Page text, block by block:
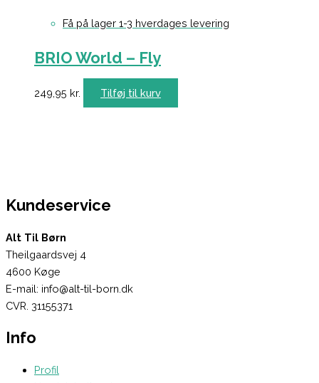
Få på lager 1-3 hverdages levering
BRIO World – Fly
249,95 kr. Tilføj til kurv
Kundeservice
Alt Til Børn
Theilgaardsvej 4
4600 Køge
E-mail: info@alt-til-born.dk
CVR. 31155371
Info
Profil